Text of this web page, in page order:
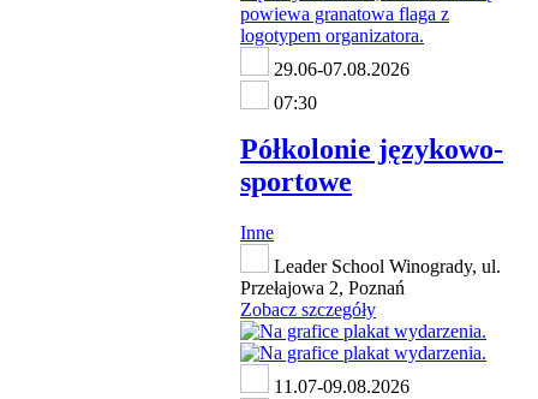
29.06-07.08.2026
07:30
Półkolonie językowo-
sportowe
Inne
Leader School Winogrady, ul.
Przełajowa 2, Poznań
Zobacz szczegóły
11.07-09.08.2026